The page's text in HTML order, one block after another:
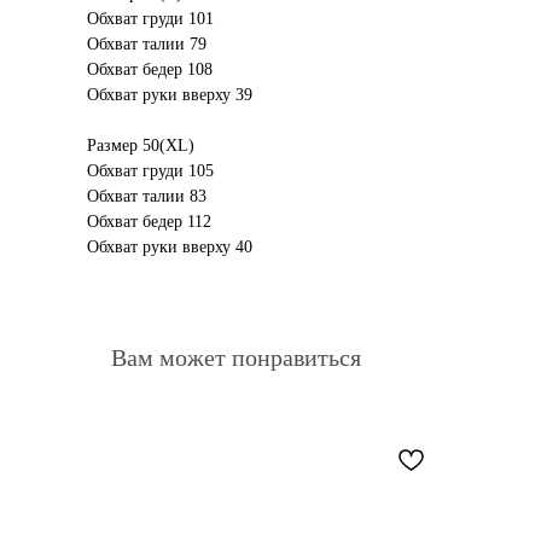
Обхват груди 101
Обхват талии 79
Обхват бедер 108
Обхват руки вверху 39
Размер 50(XL)
Обхват груди 105
Обхват талии 83
Обхват бедер 112
Обхват руки вверху 40
Вам может понравиться